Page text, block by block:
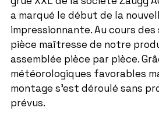
a marqué le début de la
impressionnante. Au cours
pièce maîtresse de notre
assemblée pièce par pièce.
météorologiques favorables
montage s’est déroulé sans
prévus.